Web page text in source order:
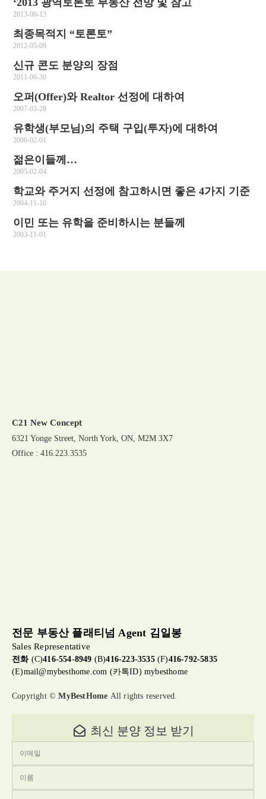
‘2013 광역토론토 부동산 전망 및 참고
2013-06-13
최종목적지 “토론토”
2012-05-09
신규 콘도 분양의 장점
2011-06-30
오퍼(Offer)와 Realtor 선정에 대하여
2007-03-28
유학생(부모님)의 주택 구입(투자)에 대하여
2006-02-01
젊은이들께…
2005-02-04
학교와 주거지 선정에 참고하시면 좋은 4가지 기준
2004-11-10
이민 또는 유학을 준비하시는 분들께
2003-11-01
C21 New Concept
6321 Yonge Street, North York, ON, M2M 3X7
Office : 416.223.3535
전문 부동산 플래티넘 Agent 김일봉
Sales Representative
전화(C)416-554-8949 (B)416-223-3535(F)416-792-5835
(E)mail@mybesthome.com (카톡ID) mybesthome
Copyright ©MyBestHome All rights reserved.
최신 분양 정보 받기